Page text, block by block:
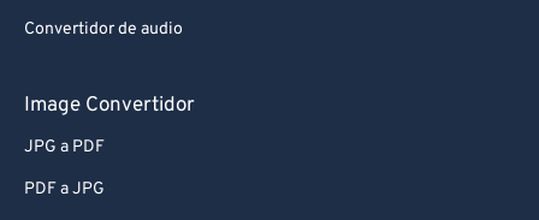
Convertidor de audio
Image Convertidor
JPG a PDF
PDF a JPG